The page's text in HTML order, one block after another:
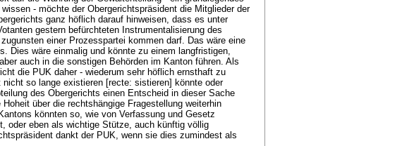
- möchte der Obergerichtspräsident die Mitglieder der
ganz höflich darauf hinweisen, dass es unter
gestern befürchteten Instrumentalisierung des
einer Prozesspartei kommen darf. Das wäre eine
Dies wäre einmalig und könnte zu einem langfristigen,
auch in die sonstigen Behörden im Kanton führen. Als
die PUK daher - wiederum sehr höflich ernsthaft zu
so lange existieren [recte: sistieren] könnte oder
des Obergerichts einen Entscheid in dieser Sache
über die rechtshängige Fragestellung weiterhin
könnten so, wie von Verfassung und Gesetz
oder eben als wichtige Stütze, auch künftig völlig
dankt der PUK, wenn sie dies zumindest als